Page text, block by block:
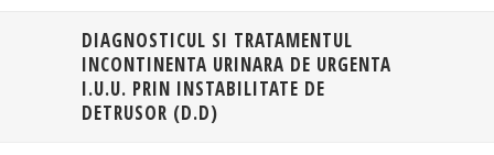
DIAGNOSTICUL SI TRATAMENTUL
INCONTINENTA URINARA DE URGENTA
I.U.U. PRIN INSTABILITATE DE
DETRUSOR (D.D)